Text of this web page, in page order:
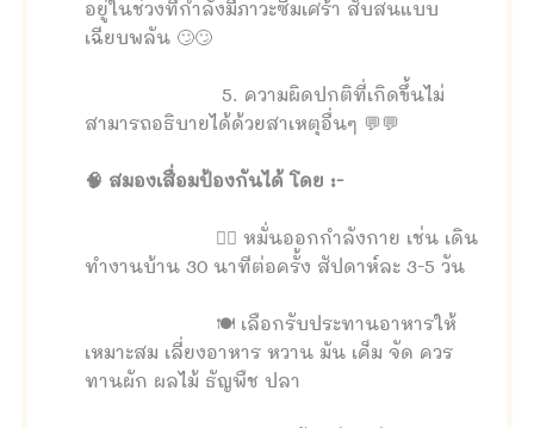
อยู่ในช่วงที่กำลังมีภาวะซึมเศร้า สับสนแบบ
เฉียบพลัน 🙄🙄
5. ความผิดปกติที่เกิดขึ้นไม่
สามารถอธิบายได้ด้วยสาเหตุอื่นๆ 💬💬
🧠 สมองเสื่อมป้องกันได้ โดย :-
🤾‍♀️ หมั่นออกกำลังกาย เช่น เดิน
ทำงานบ้าน 30 นาทีต่อครั้ง สัปดาห์ละ 3-5 วัน
🍽 เลือกรับประทานอาหารให้
เหมาะสม เลี่ยงอาหาร หวาน มัน เค็ม จัด ควร
ทานผัก ผลไม้ ธัญพืช ปลา